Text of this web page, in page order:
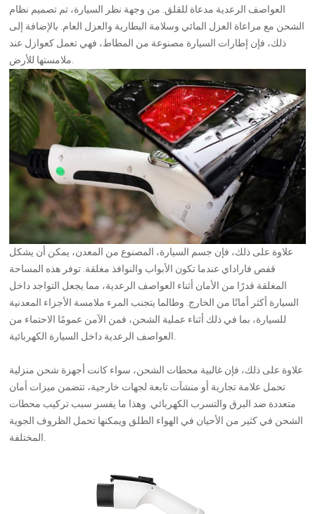
العواصف الرعدية مدعاة للقلق. من وجهة نظر السيارة، تم تصميم نظام
الشحن مع مراعاة العزل المائي وسلامة البطارية والعزل العام. بالإضافة إلى
ذلك، فإن إطارات السيارة مصنوعة من المطاط، فهي تعمل كعوازل عند
ملامستها للأرض.
علاوة على ذلك، فإن جسم السيارة، المصنوع من المعدن، يمكن أن يشكل
قفص فاراداي عندما تكون الأبواب والنوافذ مغلقة. توفر هذه المساحة
المغلقة قدرًا من الأمان أثناء العواصف الرعدية، مما يجعل التواجد داخل
السيارة أكثر أمانًا من الخارج. وطالما يتجنب المرء ملامسة الأجزاء المعدنية
للسيارة، بما في ذلك أثناء عملية الشحن، فمن الآمن عمومًا الاحتماء من
العواصف الرعدية داخل السيارة الكهربائية.
علاوة على ذلك، فإن غالبية محطات الشحن، سواء كانت أجهزة شحن منزلية
تحمل علامة تجارية أو منشآت تابعة لجهات خارجية، تتضمن ميزات أمان
متعددة ضد البرق والتسرب الكهربائي. وهذا ما يفسر سبب تركيب محطات
الشحن في كثير من الأحيان في الهواء الطلق ويمكنها تحمل الظروف الجوية
المختلفة.